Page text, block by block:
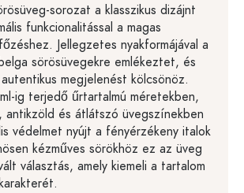
sorozat a klasszikus dizájnt
funkcionalitással a magas
Jellegzetes nyakformájával a
sörösüvegekre emlékeztet, és
megjelenést kölcsönöz.
ig terjedő űrtartalmú méretekben,
antikzöld és átlátszó üvegszínekben
védelmet nyújt a fényérzékeny italok
kézműves sörökhöz ez az üveg
választás, amely kiemeli a tartalom